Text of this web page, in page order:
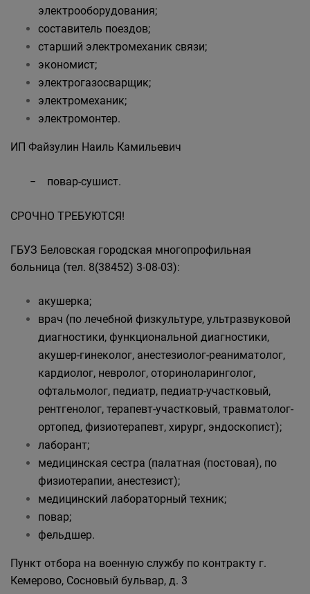
электрооборудования;
составитель поездов;
старший электромеханик связи;
экономист;
электрогазосварщик;
электромеханик;
электромонтер.
ИП Файзулин Наиль Камильевич
− повар-сушист.
СРОЧНО ТРЕБУЮТСЯ!
ГБУЗ Беловская городская многопрофильная
больница (тел. 8(38452) 3-08-03):
акушерка;
врач (по лечебной физкультуре, ультразвуковой
диагностики, функциональной диагностики,
акушер-гинеколог, анестезиолог-реаниматолог,
кардиолог, невролог, оториноларинголог,
офтальмолог, педиатр, педиатр-участковый,
рентгенолог, терапевт-участковый, травматолог-
ортопед, физиотерапевт, хирург, эндоскопист);
лаборант;
медицинская сестра (палатная (постовая), по
физиотерапии, анестезист);
медицинский лабораторный техник;
повар;
фельдшер.
Пункт отбора на военную службу по контракту г.
Кемерово, Сосновый бульвар, д. 3